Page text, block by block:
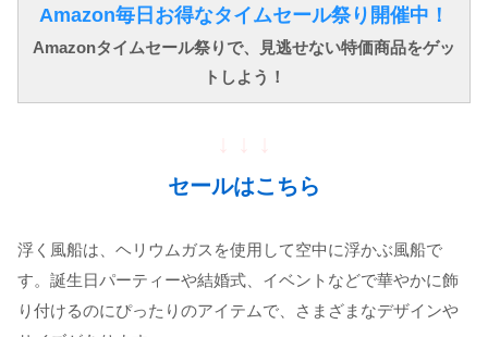
Amazon毎日お得なタイムセール祭り開催中！
Amazonタイムセール祭りで、見逃せない特価商品をゲッ
トしよう！
セールはこちら
浮く風船は、ヘリウムガスを使用して空中に浮かぶ風船で
す。誕生日パーティーや結婚式、イベントなどで華やかに飾
り付けるのにぴったりのアイテムで、さまざまなデザインや